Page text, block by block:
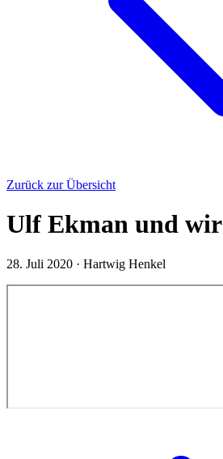
Zurück zur Übersicht
Ulf Ekman und wir
28. Juli 2020 · Hartwig Henkel